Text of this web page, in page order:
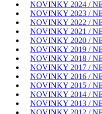
NOVINKY 2024 /
NOVINKY 2023 /
NOVINKY 2022 /
NOVINKY 2021 /
NOVINKY 2020 /
NOVINKY 2019 /
NOVINKY 2018 /
NOVINKY 2017 /
NOVINKY 2016 /
NOVINKY 2015 /
NOVINKY 2014 /
NOVINKY 2013 /
NOVINKY 2012 /